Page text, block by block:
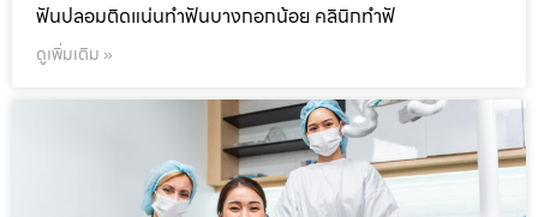
ฟันปลอมติดแน่นทำฟันบางกอกน้อย คลินิกทำฟั
ดูเพิ่มเติม »